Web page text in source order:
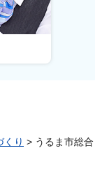
くり > うるま市総合